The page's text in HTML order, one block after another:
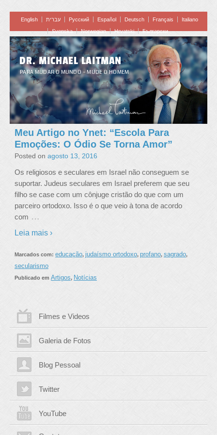
English עברית Pусский Español Deutsch Français
Italiano
Svenska
Norwegian Hrvatski Български
DR. MICHAEL LAITMAN
PARA MUDAR O MUNDO – MUDE O HOMEM
Meu Artigo no Ynet: “Escola Para
Emoções: O Ódio Se Torna Amor”
Posted on agosto 13, 2016
Os religiosos e seculares em Israel não conseguem se
suportar. Judeus seculares em Israel preferem que seu
filho se case com um cônjuge cristão do que com um
parceiro ortodoxo. Isso é o que veio à tona de acordo
com …
Leia mais ›
Marcados com: educação, judaísmo ortodoxo, profano, sagrado,
secularismo
Publicado em Artigos, Notícias
Filmes e Videos
Galeria de Fotos
Blog Pessoal
Twitter
YouTube